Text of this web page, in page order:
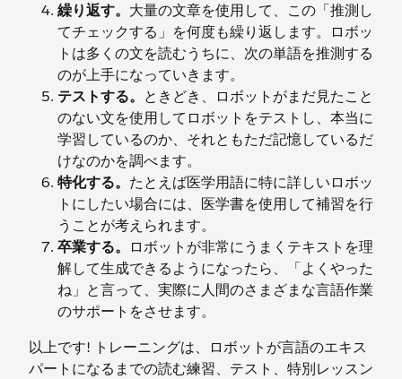
繰り返す。 大量の文章を使用して、この「推測し
てチェックする」を何度も繰り返します。ロボッ
トは多くの文を読むうちに、次の単語を推測する
のが上手になっていきます。
テストする。 ときどき、ロボットがまだ見たこと
のない文を使用してロボットをテストし、本当に
学習しているのか、それともただ記憶しているだ
けなのかを調べます。
特化する。 たとえば医学用語に特に詳しいロボッ
トにしたい場合には、医学書を使用して補習を行
うことが考えられます。
卒業する。
ロボットが非常にうまくテキストを理
解して生成できるようになったら、「よくやった
ね」と言って、実際に人間のさまざまな言語作業
のサポートをさせます。
以上です! トレーニングは、ロボットが言語のエキス
パートになるまでの読む練習、テスト、特別レッスン